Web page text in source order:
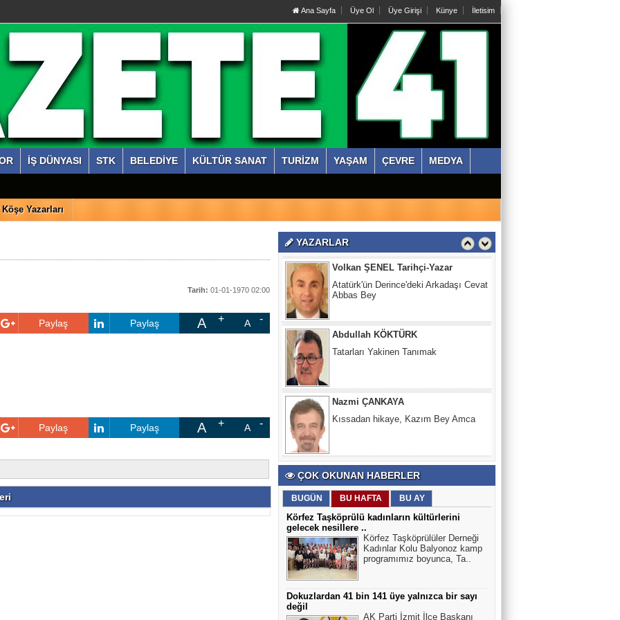
Ana Sayfa Üye Ol Üye Girişi Künye İletisim
İŞ DÜNYASI STK BELEDİYE KÜLTÜR SANAT TURİZM YAŞAM ÇEVRE MEDYA
Köşe Yazarları
Tarih: 01-01-1970 02:00
Paylaş Paylaş A A
Paylaş Paylaş A A
YAZARLAR
Abdullah KÖKTÜRK
Tatarları Yakinen Tanımak
Nazmi ÇANKAYA
Süleyman DURAK
Volkan ŞENEL Tarihçi-Yazar
Atatürk'ün Derince'deki Arkadaşı Cevat
Abdullah KÖKTÜRK
ÇOK OKUNAN HABERLER
BUGÜN BU HAFTA BU AY
Körfez Taşköprülü kadınların kültürlerini
gelecek nesillere ..
Körfez Taşköprülüler Derneği
Kadınlar Kolu Balyonoz kamp
programımız boyunca, Ta..
Dokuzlardan 41 bin 141 üye yalnızca bir sayı
değil
AK Parti İzmit İlçe Başkanı